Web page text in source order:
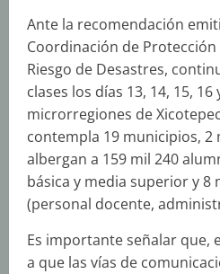
Ante la recomendación
Coordinación de Protección
Riesgo de Desastres,
clases los días 13, 14, 15,
microrregiones de
contempla 19 municipios, 2
albergan a 159 mil 240
básica y media superior y 8
(personal docente,
Es importante señalar que,
a que las vías de